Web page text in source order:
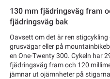
130 mm fjädringsväg fram
fjädringsväg bak
Oavsett om det är ren
grusvägar eller på
en One-Twenty 300. Cykeln har
fjädringsväg fram och 120
jämnar ut ojämnheter på